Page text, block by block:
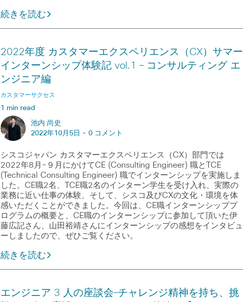
続きを読む
2022年度 カスタマーエクスペリエンス（CX）サマー
インターンシップ体験記 vol.1 – コンサルティング エ
ンジニア編
カスタマーサクセス
1 min read
池内 尚史
2022年10月5日 - 0 コメント
シスコジャパン カスタマーエクスペリエンス（CX）部門では
2022年8月-９月にかけてCE (Consulting Engineer) 職とTCE
(Technical Consulting Engineer) 職でインターンシップを実施しま
した。CE職2名、TCE職2名のインターン学生を受け入れ、実際の
業務に近い仕事の体験、そして、シスコ及びCXの文化・環境を体
感いただくことができました。今回は、CE職インターンシッププ
ログラムの概要と、CE職のインターンシップに参加して頂いた伊
藤広記さん、山田裕靖さんにインターンシップの感想をインタビュ
ーしましたので、ぜひご覧ください。
続きを読む
エンジニア 3 人の座談会―チャレンジ精神を持ち、挑